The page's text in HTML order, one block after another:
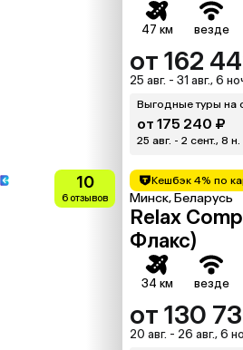
47 км везде
от 162
25 авг. - 31 авг., 6
Выгодные туры на
от 175 240 ₽
25 авг. - 2 сент., 8 н.
10
6 отзывов
Кешбэк 4% по
Минск, Беларусь
Relax
Флакс)
34 км везде
от 130
20 авг. - 26 авг., 6